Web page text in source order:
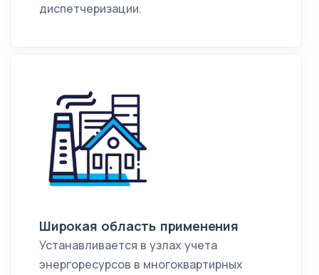
диспетчеризации.
Широкая область применения
Устанавливается в узлах учета
энергоресурсов в многоквартирных